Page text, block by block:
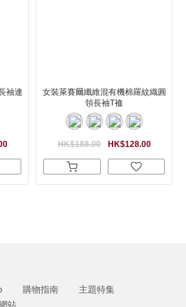
袖連
女裝萊賽爾纖維混有機棉羅紋織圓
領長袖T裇
HK$128.00
HK$188.00
購物指南
主題特集
站